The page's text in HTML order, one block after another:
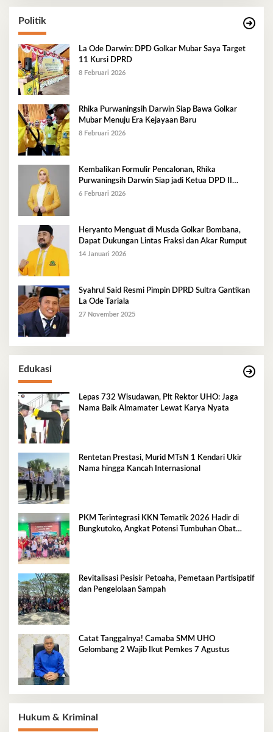
Politik
La Ode Darwin: DPD Golkar Mubar Saya Target
11 Kursi DPRD
8 Februari 2026
Rhika Purwaningsih Darwin Siap Bawa Golkar
Mubar Menuju Era Kejayaan Baru
8 Februari 2026
Kembalikan Formulir Pencalonan, Rhika
Purwaningsih Darwin Siap jadi Ketua DPD II
Golkar Mubar
6 Februari 2026
Heryanto Menguat di Musda Golkar Bombana,
Dapat Dukungan Lintas Fraksi dan Akar Rumput
14 Januari 2026
Syahrul Said Resmi Pimpin DPRD Sultra Gantikan
La Ode Tariala
27 November 2025
Edukasi
Lepas 732 Wisudawan, Plt Rektor UHO: Jaga
Nama Baik Almamater Lewat Karya Nyata
Rentetan Prestasi, Murid MTsN 1 Kendari Ukir
Nama hingga Kancah Internasional
PKM Terintegrasi KKN Tematik 2026 Hadir di
Bungkutoko, Angkat Potensi Tumbuhan Obat
Revitalisasi Pesisir Petoaha, Pemetaan Partisipatif
dan Pengelolaan Sampah
Catat Tanggalnya! Camaba SMM UHO
Gelombang 2 Wajib Ikut Pemkes 7 Agustus
Hukum & Kriminal